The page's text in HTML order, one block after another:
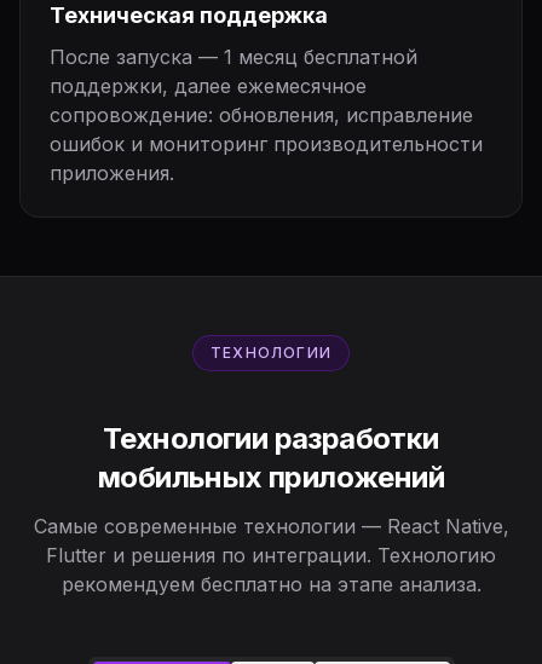
Техническая поддержка
После запуска — 1 месяц бесплатной
поддержки, далее ежемесячное
сопровождение: обновления, исправление
ошибок и мониторинг производительности
приложения.
ТЕХНОЛОГИИ
Технологии разработки
мобильных приложений
Самые современные технологии — React Native,
Flutter и решения по интеграции. Технологию
рекомендуем бесплатно на этапе анализа.